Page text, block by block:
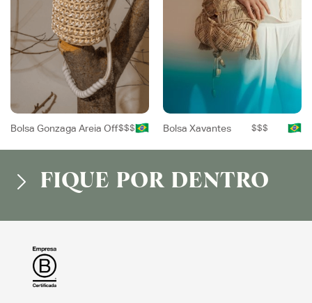
Bolsa Gonzaga Areia Off$$$ Bolsa Xavantes $$$
FIQUE POR DENTRO